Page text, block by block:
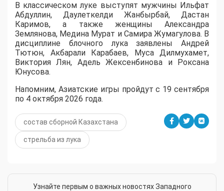
В классическом луке выступят мужчины Ильфат
Абдуллин, Даулеткелди Жанбырбай, Дастан
Каримов, а также женщины Александра
Землянова, Медина Мурат и Самира Жумагулова. В
дисциплине блочного лука заявлены Андрей
Тютюн, Акбарали Карабаев, Муса Дилмухамет,
Виктория Лян, Адель Жексенбинова и Роксана
Юнусова.
Напомним, Азиатские игры пройдут с 19 сентября
по 4 октября 2026 года.
состав сборной Казахстана
стрельба из лука
Узнайте первым о важных новостях Западного